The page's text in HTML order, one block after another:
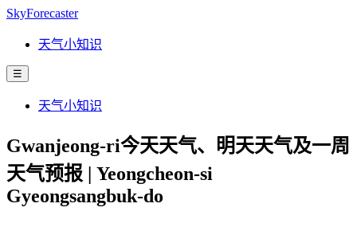
SkyForecaster
天气小知识
☰
天气小知识
Gwanjeong-ri今天天气、明天天气及一周
天气预报 | Yeongcheon-si
Gyeongsangbuk-do